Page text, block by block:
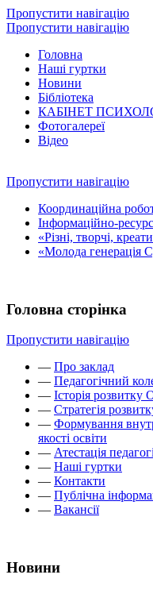
Пропустити навігацію
Пропустити навігацію
Головна
Наші гуртки
Новини
Бібліотека
КАБІНЕТ
Фотогалереї
Відео
Пропустити навігацію
Координаційна
Інформаційно-
«Різні, творчі,
«Молода генерація
Головна сторінка
Пропустити навігацію
— Про заклад
— Педагогічний
— Історія
— Стратегія
— Формування
якості освіти
— Атестація
— Наші гуртки
— Контакти
— Публічна
— Вакансії
Новини